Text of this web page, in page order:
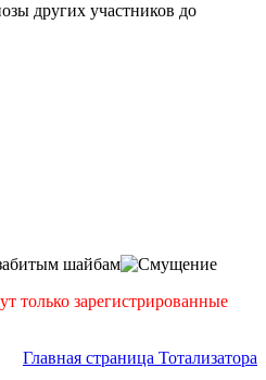
других участников до
шайбам
только зарегистрированные
Главная страница Тотализатора